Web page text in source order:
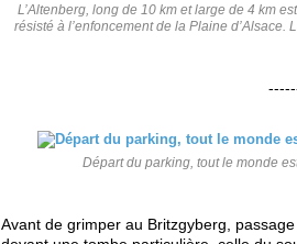
L’Altenberg, long de 10 km et large de 4 km
résisté à l’enfoncement de la Plaine d’Alsace.
Départ du parking, tout le monde
Avant de grimper au Britzgyberg,